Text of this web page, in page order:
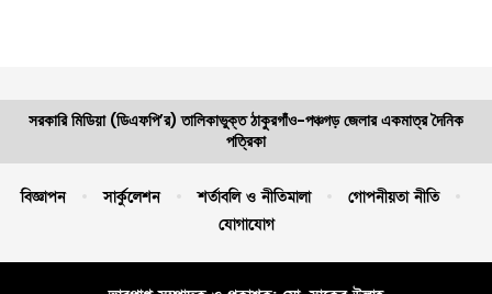
সরকারি মিডিয়া (ডিএফপি’র) তালিকাভুক্ত ঠাকুরগাঁও-পঞ্চগড় জেলার একমাত্র দৈনিক
পত্রিকা
বিজ্ঞাপন সার্কুলেশন শর্তাবলি ও নীতিমালা
গোপনীয়তা নীতি
যোগাযোগ